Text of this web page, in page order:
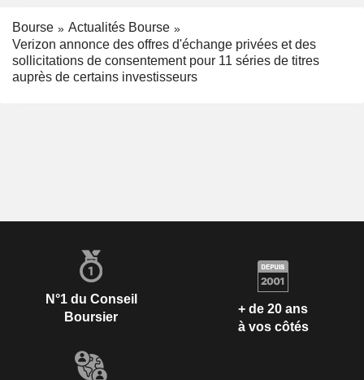
Bourse
Actualités Bourse
Verizon annonce des offres d'échange privées et des
sollicitations de consentement pour 11 séries de titres
auprès de certains investisseurs
N°1 du Conseil
Boursier
+ de 20 ans
à vos côtés